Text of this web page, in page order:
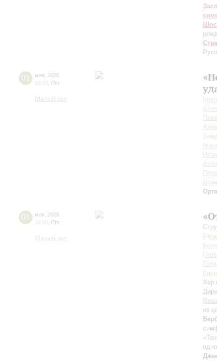
01 мая 2026
15:00 Пт
Малый зал
01 мая 2026
19:00 Пт
Малый зал
Хор
из